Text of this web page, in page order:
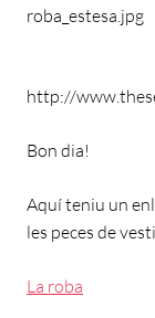
http://
Bon dia!
Aquí teniu un
les peces de
La roba